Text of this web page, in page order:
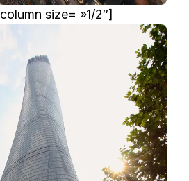
size= »1/2″]